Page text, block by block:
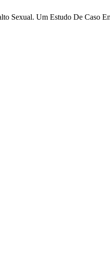
Sexual. Um Estudo De Caso